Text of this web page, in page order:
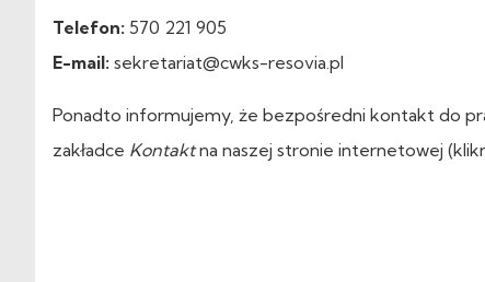
Telefon: 570 221 905
E-mail: sekretariat@cwks-resovia.pl
Ponadto informujemy, że bezpośredni kontakt do
zakładce Kontaktna naszej stronie internetowej